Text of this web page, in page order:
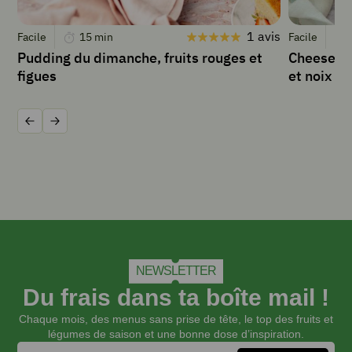
fines
tranches
jambon
cru
d’
de
INSTRUCTIONS
Facile 15 min 1 avis
Pudding du dimanche, fruits rouges et
figues
Facile
et noix
Précédent
Suivant
NEWSLETTER
Du frais dans ta boîte mail !
Chaque mois, des menus sans prise de tête, le top des fruits et
légumes de saison et une bonne dose d’inspiration.